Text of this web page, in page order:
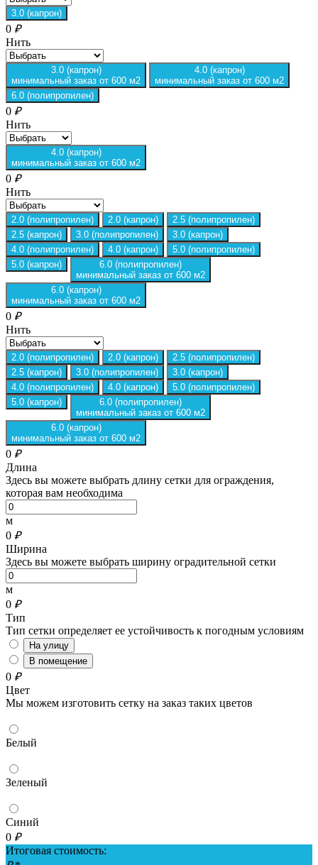
3.0 (капрон)
0 ₽
Нить
3.0 (капрон)
минимальный заказ от 600 м2
4.0 (капрон)
минимальный заказ от 600 м2
6.0 (полипропилен)
0 ₽
Нить
4.0 (капрон)
минимальный заказ от 600 м2
0 ₽
Нить
2.0 (полипропилен) 2.0 (капрон)
2.5 (полипропилен)
2.5 (капрон)
3.0 (полипропилен)
3.0 (капрон)
4.0 (полипропилен)
4.0 (капрон)
5.0 (полипропилен)
5.0 (капрон)
6.0 (полипропилен)
минимальный заказ от 600 м2
6.0 (капрон)
минимальный заказ от 600 м2
0 ₽
Нить
2.0 (полипропилен) 2.0 (капрон)
2.5 (полипропилен)
2.5 (капрон)
3.0 (полипропилен)
3.0 (капрон)
4.0 (полипропилен)
4.0 (капрон)
5.0 (полипропилен)
5.0 (капрон)
6.0 (полипропилен)
минимальный заказ от 600 м2
6.0 (капрон)
минимальный заказ от 600 м2
0 ₽
Длина
Здесь вы можете выбрать длину сетки для ограждения,
которая вам необходима
м
0 ₽
Ширина
Здесь вы можете выбрать ширину оградительной сетки
м
0 ₽
Тип
Тип сетки определяет ее устойчивость к погодным условиям
На улицу
В помещение
0 ₽
Цвет
Мы можем изготовить сетку на заказ таких цветов
Белый
Зеленый
Синий
0 ₽
Итоговая стоимость: